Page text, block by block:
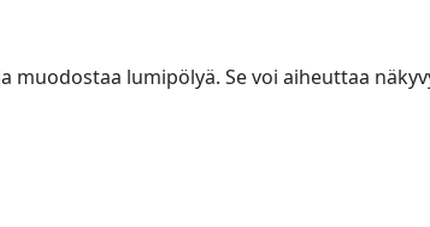
muodostaa lumipölyä. Se voi aiheuttaa